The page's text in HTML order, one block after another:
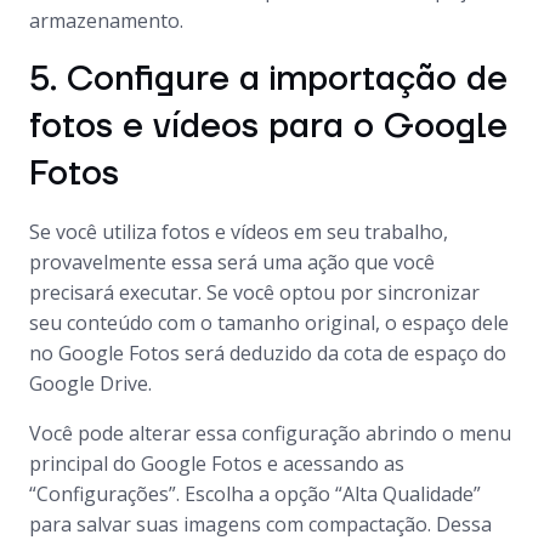
armazenamento.
5. Configure a importação de
fotos e vídeos para o Google
Fotos
Se você utiliza fotos e vídeos em seu trabalho,
provavelmente essa será uma ação que você
precisará executar. Se você optou por sincronizar
seu conteúdo com o tamanho original, o espaço dele
no Google Fotos será deduzido da cota de espaço do
Google Drive.
Você pode alterar essa configuração abrindo o menu
principal do Google Fotos e acessando as
“Configurações”. Escolha a opção “Alta Qualidade”
para salvar suas imagens com compactação. Dessa